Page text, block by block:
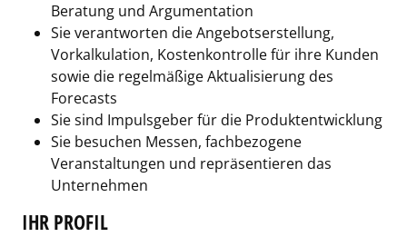
Beratung und Argumentation
Sie verantworten die Angebotserstellung,
Vorkalkulation, Kostenkontrolle für ihre Kunden
sowie die regelmäßige Aktualisierung des
Forecasts
Sie sind Impulsgeber für die Produktentwicklung
Sie besuchen Messen, fachbezogene
Veranstaltungen und repräsentieren das
Unternehmen
IHR PROFIL